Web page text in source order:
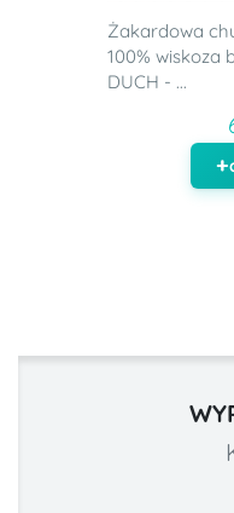
Żakardowa
100% wiskoza
DUCH - ...